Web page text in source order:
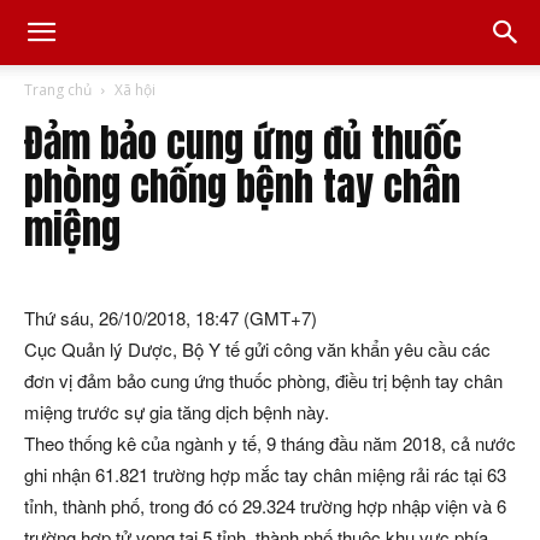
Trang chủ Xã hội
Đảm bảo cung ứng đủ thuốc
phòng chống bệnh tay chân
miệng
Thứ sáu, 26/10/2018, 18:47 (GMT+7)
Cục Quản lý Dược, Bộ Y tế gửi công văn khẩn yêu cầu các
đơn vị đảm bảo cung ứng thuốc phòng, điều trị bệnh tay chân
miệng trước sự gia tăng dịch bệnh này.
Theo thống kê của ngành y tế, 9 tháng đầu năm 2018, cả nước
ghi nhận 61.821 trường hợp mắc tay chân miệng rải rác tại 63
tỉnh, thành phố, trong đó có 29.324 trường hợp nhập viện và 6